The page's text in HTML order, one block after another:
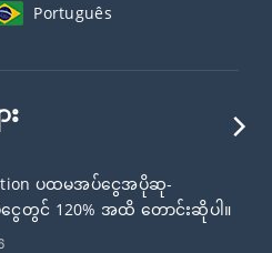
Português
ပထမအပ်ငွေအပိုဆု-
တွင် 120% အထိ တောင်းဆိုပါ။